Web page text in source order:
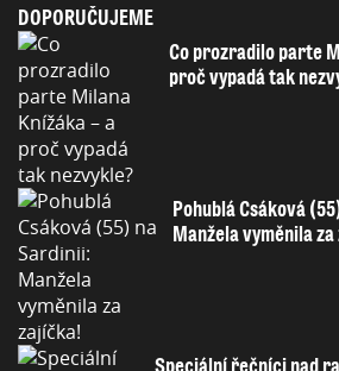
DOPORUČUJEME
Co prozradilo parte
proč vypadá tak
Pohublá Csáková
Manžela vyměnila